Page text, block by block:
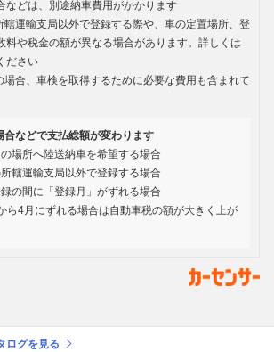
などは、別途納車費用がかかります
轄運輸支局以外で登録する際や、車の定置場所、登
料や税金の額が異なる場合があります。詳しくは
ださい
場合、車検を取得するために必要な費用も含まれて
合などで支払総額が変わります
場所へ陸送納車を希望する場合
轄運輸支局以外で登録する場合
の間に「登録月」がずれる場合
ら4月にずれる場合は自動車税の額が大きく上が
ログを見る